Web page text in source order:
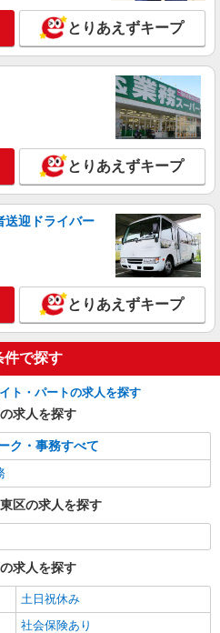
とりあえずキープ
とりあえずキープ
送迎ドライバー
とりあえずキープ
件で探す
ト・パートの求人を探す
求人を探す
ク・事務すべて
区の求人を探す
求人を探す
土日祝休み
社会保険あり